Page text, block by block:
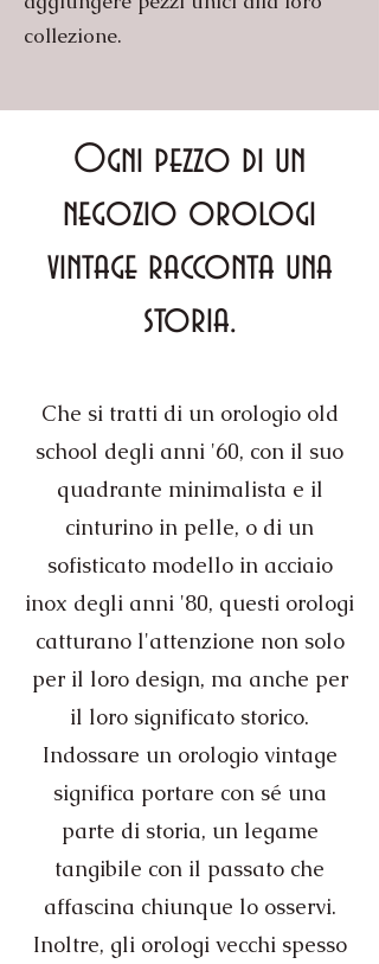
collezione.
Ogni pezzo di un
negozio orologi
vintage racconta una
storia.
Che si tratti di un orologio old
school degli anni '60, con il suo
quadrante minimalista e il
cinturino in pelle, o di un
sofisticato modello in acciaio
inox degli anni '80, questi orologi
catturano l'attenzione non solo
per il loro design, ma anche per
il loro significato storico.
Indossare un orologio vintage
significa portare con sé una
parte di storia, un legame
tangibile con il passato che
affascina chiunque lo osservi.
Inoltre, gli orologi vecchi spesso